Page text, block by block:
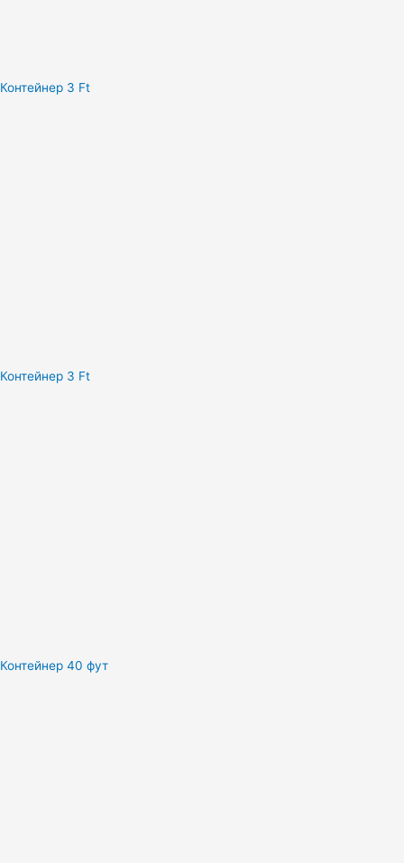
Контейнер 3 Ft
Контейнер 3 Ft
Контейнер 40 фут